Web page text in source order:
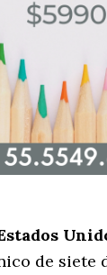
de siete